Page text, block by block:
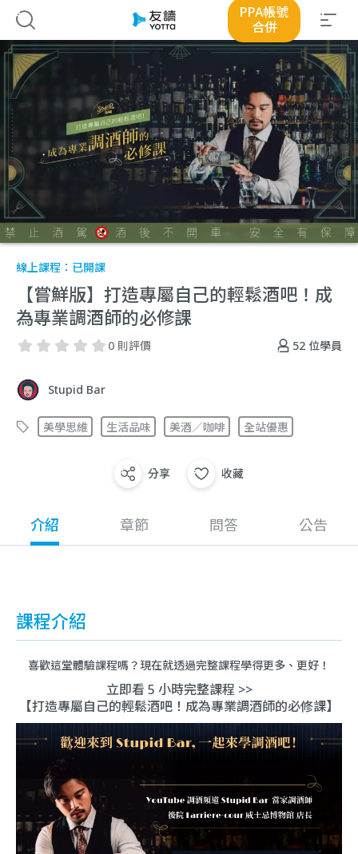
PPA帳號
合併
線上課程： 已開課
【嘗鮮版】打造專屬自己的輕鬆酒吧！成
為專業調酒師的必修課
52 位學員
0 則評價
Stupid Bar
美學思維 生活品味 美酒／咖啡 全站優惠
分享 收藏
介紹 章節 問答 公告
課程介紹
喜歡這堂體驗課程嗎？現在就透過完整課程學得更多、更好！
立即看 5 小時完整課程 >>
【打造專屬自己的輕鬆酒吧！成為專業調酒師的必修課】